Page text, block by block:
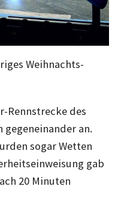
Weihnachts-
Rennstrecke des
gegeneinander an.
sogar Wetten
gab
20 Minuten